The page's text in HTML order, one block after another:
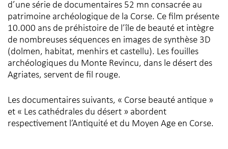
d’une série de documentaires 52 mn consacrée au
patrimoine archéologique de la Corse. Ce film présente
10.000 ans de préhistoire de l’île de beauté et intègre
de nombreuses séquences en images de synthèse 3D
(dolmen, habitat, menhirs et castellu). Les fouilles
archéologiques du Monte Revincu, dans le désert des
Agriates, servent de fil rouge.
Les documentaires suivants, « Corse beauté antique »
et « Les cathédrales du désert » abordent
respectivement l’Antiquité et du Moyen Age en Corse.